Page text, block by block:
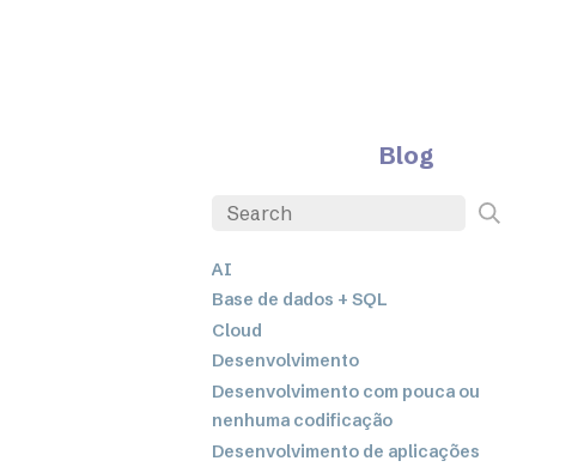
Blog
AI
Base de dados + SQL
Cloud
Desenvolvimento
Desenvolvimento com pouca ou
nenhuma codificação
Desenvolvimento de aplicações